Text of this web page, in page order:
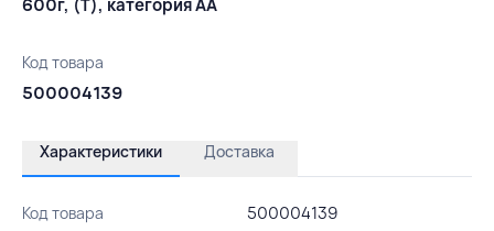
600г, (T), категория АА
Код товара
500004139
Характеристики Доставка
Код товара 500004139